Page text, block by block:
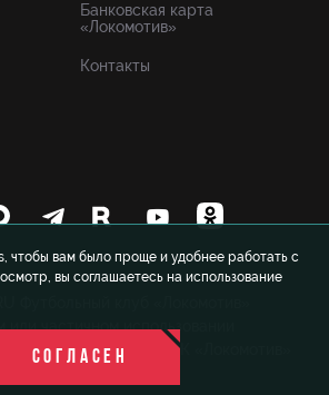
чтобы вам было проще и удобнее работать с
вы соглашаетесь на использование
СОГЛАСЕН
Банковская карта
«Локомотив»
Контакты
Футбольный клуб «Локомотив»
частичном использовании
на официальный сайт ФК «Локомотив»